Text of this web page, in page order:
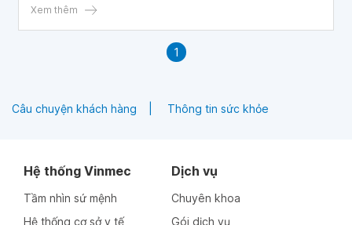
Xem thêm
1
Câu chuyện khách hàng Thông tin sức khỏe
Hệ thống Vinmec
Tầm nhìn sứ mệnh
Hệ thống cơ sở y tế
Dịch vụ
Chuyên khoa
Gói dịch vụ